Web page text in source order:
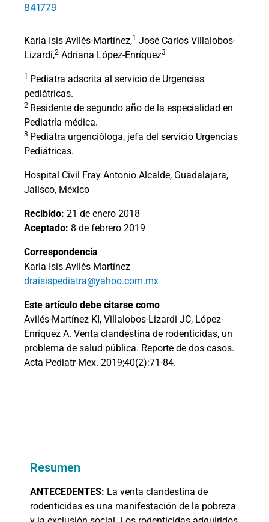
841779
Karla Isis Avilés-Martínez,1 José Carlos Villalobos-
Lizardi,2 Adriana López-Enríquez3
1 Pediatra adscrita al servicio de Urgencias
pediátricas.
2 Residente de segundo año de la especialidad en
Pediatría médica.
3 Pediatra urgencióloga, jefa del servicio Urgencias
Pediátricas.
Hospital Civil Fray Antonio Alcalde, Guadalajara,
Jalisco, México
Recibido: 21 de enero 2018
Aceptado: 8 de febrero 2019
Correspondencia
Karla Isis Avilés Martínez
draisispediatra@yahoo.com.mx
Este artículo debe citarse como
Avilés-Martínez KI, Villalobos-Lizardi JC, López-
Enríquez A. Venta clandestina de rodenticidas, un
problema de salud pública. Reporte de dos casos.
Acta Pediatr Mex. 2019;40(2):71-84.
Resumen
ANTECEDENTES: La venta clandestina de
rodenticidas es una manifestación de la pobreza